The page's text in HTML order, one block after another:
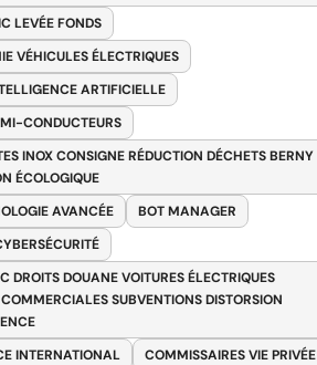
LEVÉE FONDS
VÉHICULES ÉLECTRIQUES
ARTIFICIELLE
CONDUCTEURS
INOX CONSIGNE RÉDUCTION DÉCHETS BERNY
ÉCOLOGIQUE
AVANCÉE
BOT MANAGER
DROITS DOUANE VOITURES ÉLECTRIQUES
SUBVENTIONS DISTORSION
INTERNATIONAL
COMMISSAIRES VIE PRIVÉE